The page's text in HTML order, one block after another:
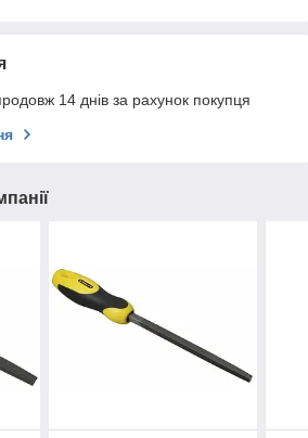
14 днів за рахунок покупця